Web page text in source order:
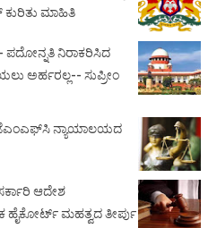
ಮಾಹಿತಿ
ಪದೋನ್ನತಿ ನಿರಾಕರಿಸಿದ
ಅರ್ಹರಲ್ಲ-- ಸುಪ್ರೀಂ
ನ್ಯಾಯಾಲಯದ
ಆದೇಶ
ಹೈಕೋರ್ಟ್ ಮಹತ್ವದ ತೀರ್ಪು